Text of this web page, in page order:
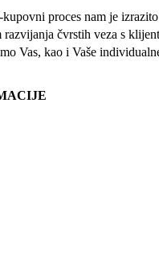
proces nam je
razvijanja čvrstih veza s
Vas, kao i Vaše